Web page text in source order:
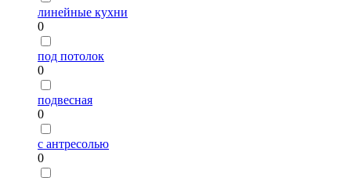
линейные кухни
0
под потолок
0
подвесная
0
с антресолью
0